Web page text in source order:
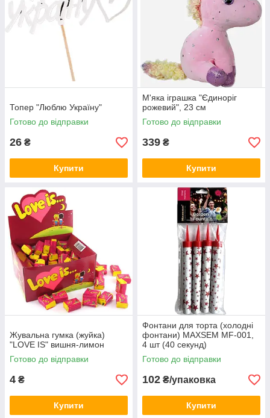
Топер "Люблю Україну"
Готово до відправки
26 ₴
Купити
М'яка іграшка "Єдиноріг
рожевий", 23 см
Готово до відправки
339 ₴
Купити
Жувальна гумка (жуйка)
"LOVE IS" вишня-лимон
Готово до відправки
4 ₴
Купити
Фонтани для торта (холодні
фонтани) MAXSEM MF-001,
4 шт (40 секунд)
Готово до відправки
102 ₴/упаковка
Купити